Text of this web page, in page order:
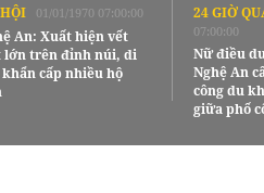
01/01/1970 07:00:00
An: Xuất hiện vết
lớn trên đỉnh núi, di
cấp nhiều hộ
24 GIỜ
07:00:00
Nữ điều
Nghệ An
công du
giữa phố